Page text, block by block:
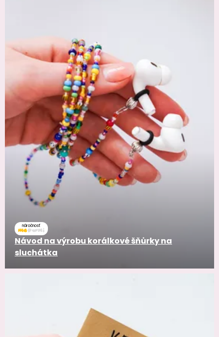
náročnosť
Návod na výrobu korálkové šňůrky na
sluchátka